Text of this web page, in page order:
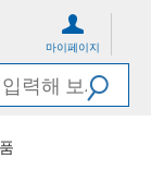
마이페이지